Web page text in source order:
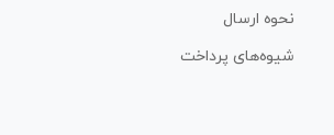
نحوه ارسال
شیوه‌های پرداخت